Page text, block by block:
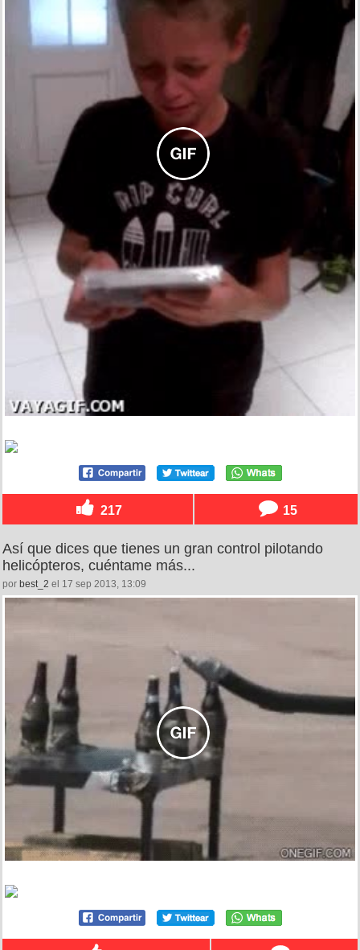
217 15
Así que dices que tienes un gran control pilotando
helicópteros, cuéntame más...
por best_2 el 17 sep 2013, 13:09